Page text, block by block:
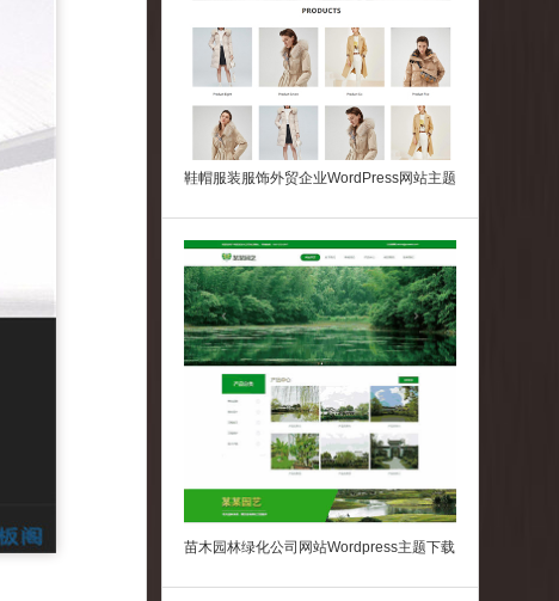
鞋帽服装服饰外贸企业WordPress网站主题
苗木园林绿化公司网站Wordpress主题下载